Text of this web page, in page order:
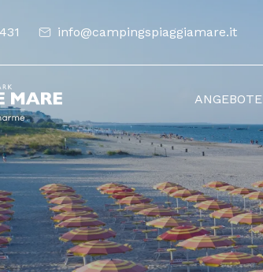
info@campingspiaggiamare.it
ANGEBOTE